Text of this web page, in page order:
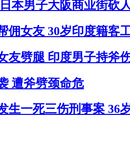
本男子大阪商业街砍
佣女友 30岁印度籍客
友劈腿 印度男子持斧
遭斧劈颈命危
生一死三伤刑事案 36